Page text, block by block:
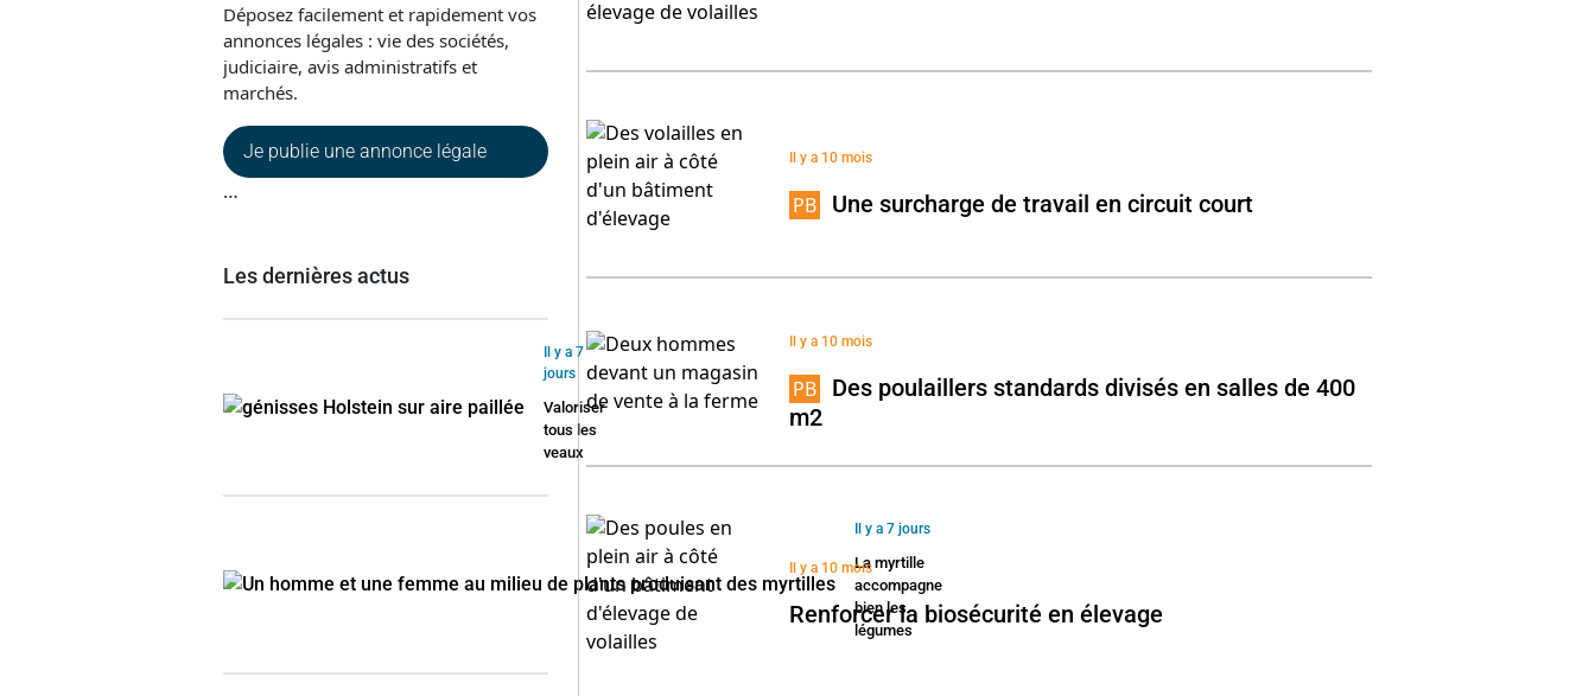
Déposez facilement et rapidement vos
annonces légales : vie des sociétés,
judiciaire, avis administratifs et
marchés.
Je publie une annonce légale
…
Les dernières actus
Il y a 7
jours
Valoriser
tous les
veaux
Il y a 7 jours
La myrtille
accompagne
bien les
légumes
Il y a 10 mois
Une surcharge de travail en circuit court
Il y a 10 mois
Des poulaillers standards divisés en salles de 400
m2
Il y a 10 mois
Renforcer la biosécurité en élevage